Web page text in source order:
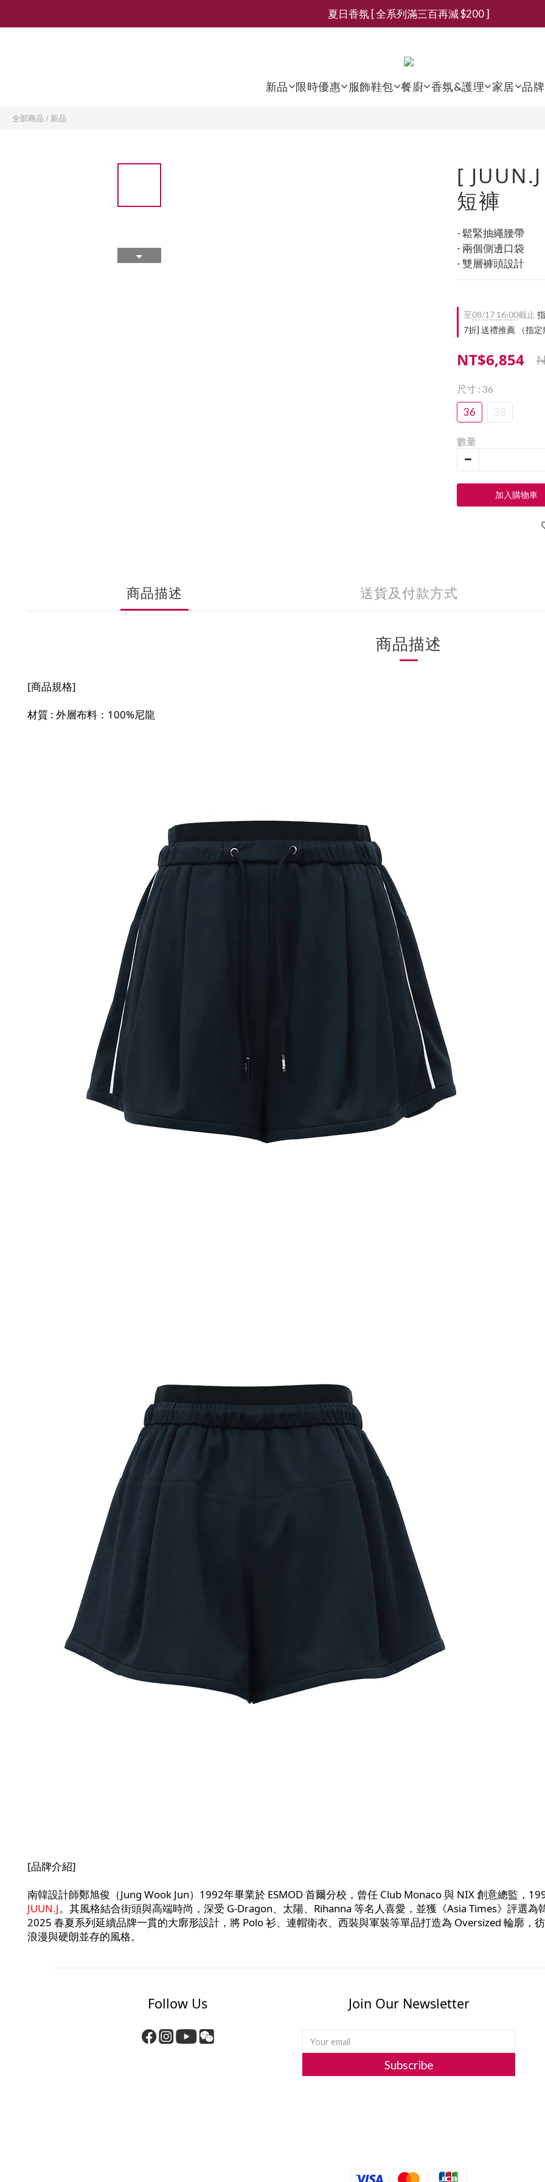
新會員募集現領抵用千元購物金
夏日香氛 [ 全系列滿三百再減 $200 ]
新品 限時優惠 服飾鞋包 餐廚 香氛&護理 家居 品牌
全部商品 / 新品
[
短褲
- 鬆緊抽繩腰帶
- 兩個側邊口袋
- 雙層褲頭設計
至08/17 16:00截止
7折] 送禮推薦 （指
NT$6,854
尺寸 : 36
36 38
數量
加入購物車
商品描述 送貨及付款方式
商品描述
[商品規格]
材質 : 外層布料：100%尼龍
[品牌介紹]
南韓設計師鄭旭俊（Jung Wook Jun）1992年畢業於 ESMOD 首爾分校，曾任 Club Monaco 與 NIX 創意總監，
JUUN.J。其風格結合街頭與高端時尚，深受 G-Dragon、太陽、Rihanna 等名人喜愛，並獲《Asia Times》評選為
2025 春夏系列延續品牌一貫的大廓形設計，將 Polo 衫、連帽衛衣、西裝與軍裝等單品打造為 Oversized 輪廓，
浪漫與硬朗並存的風格。
Follow Us Join Our Newsletter
Subscribe